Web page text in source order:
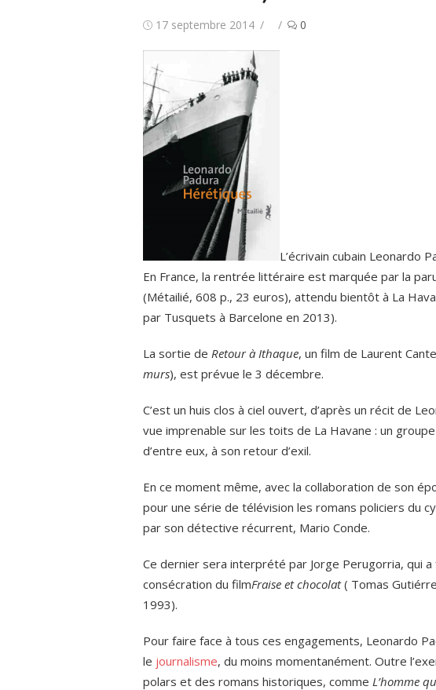
Publié17 septembre 2014 Auteur/autrice
0
L’écrivain cubain Leonardo
En France, la rentrée littéraire est marquée par la
(Métailié, 608 p., 23 euros), attendu bientôt à La
par Tusquets à Barcelone en 2013).
La sortie de Retour à Ithaque, un film de Laurent
murs), est prévue le 3 décembre.
C’est un huis clos à ciel ouvert, d’après un récit de
vue imprenable sur les toits de La Havane : un
d’entre eux, à son retour d’exil.
En ce moment même, avec la collaboration de son
pour une série de télévision les romans policiers du
par son détective récurrent, Mario Conde.
Ce dernier sera interprété par Jorge Perugorria, qui
consécration du filmFraise et chocolat( Tomas
1993).
Pour faire face à tous ces engagements, Leonardo
le journalisme, du moins momentanément. Outre
polars et des romans historiques, comme L’homme